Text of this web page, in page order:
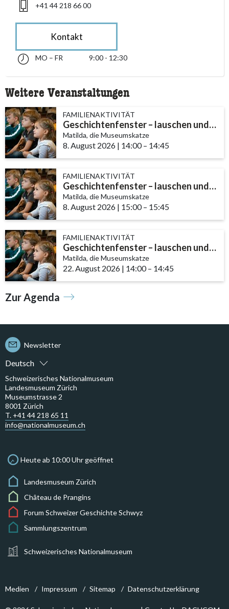
+41 44 218 66 00
Kontakt
accessibility.sr-only.opening_hours
Montag bis Freitag 09:00 - 12:30
MO – FR 9:00 - 12:30
Weitere Veranstaltungen
FAMILIENAKTIVITÄT
Geschichtenfenster – lauschen und entdecken
Matilda, die Museumskatze
8. August 2026 | 14:00accessibility.time_to
– 14:45
FAMILIENAKTIVITÄT
Geschichtenfenster – lauschen und entdecken
Matilda, die Museumskatze
8. August 2026 | 15:00accessibility.time_to
– 15:45
FAMILIENAKTIVITÄT
Geschichtenfenster – lauschen und entdecken
Matilda, die Museumskatze
22. August 2026 | 14:00accessibility.time_to
– 14:45
Zur Agenda
Deutsch
Newsletter
Schweizerisches Nationalmuseum
Landesmuseum Zürich
Museumstrasse 2
8001 Zürich
T. +41 44 218 65 11
info@nationalmuseum.ch
Heute ab 10:00 Uhr geöffnet
Landesmuseum Zürich
Château de Prangins
Forum Schweizer Geschichte Schwyz
Sammlungszentrum
Schweizerisches Nationalmuseum
Medien Impressum Sitemap Datenschutzerklärung